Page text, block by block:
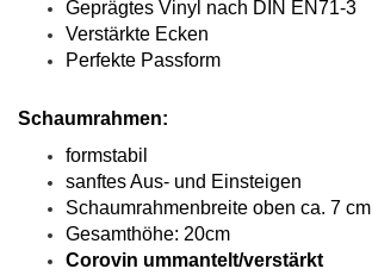
Geprägtes Vinyl nach DIN EN71-3
Verstärkte Ecken
Perfekte Passform
Schaumrahmen:
formstabil
sanftes Aus- und Einsteigen
Schaumrahmenbreite oben ca. 7 cm
Gesamthöhe: 20cm
Corovin ummantelt/verstärkt